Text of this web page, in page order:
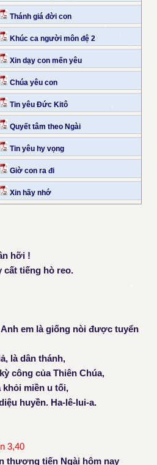
Thánh giá đời con
Khúc ca người môn đệ 2
Xin dạy con mến yêu
Chúa yêu con
Tin yêu Đức Kitô
Quyết tâm theo Ngài
Tin yêu hy vọng
Giờ con ra đi
Xin hãy nhớ
hỡi !
cất tiếng hò reo.
Anh em là giống nòi được tuyển
là dân thánh,
công của Thiên Chúa,
khỏi miền u tối,
huyền. Ha-lê-lui-a.
3,40
thượng tiến Ngài hôm nay